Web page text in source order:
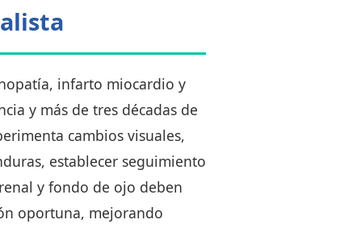
infarto miocardio y
y más de tres décadas de
cambios visuales,
establecer seguimiento
y fondo de ojo deben
oportuna, mejorando